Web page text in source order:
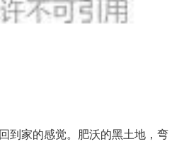
家的感觉。肥沃的黑土地，弯